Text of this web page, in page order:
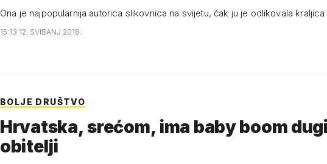
Ona je najpopularnija autorica slikovnica na svijetu, čak ju je odlikovala kraljica
15:13 12. SVIBANJ 2018.
BOLJE DRUŠTVO
Hrvatska, srećom, ima baby boom
obitelji